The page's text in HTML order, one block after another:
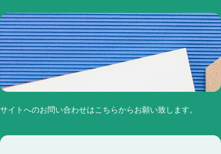
推し活と仕事の両立ガイド
転職希望者に人気のエージェントは？
サイトへのお問い合わせはこちらからお願い致します。